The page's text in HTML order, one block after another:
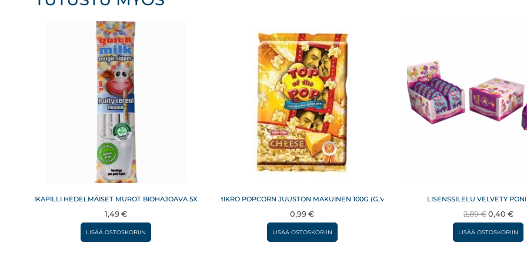
TAIKAPILLI HEDELMÄISET MUROT BIOHAJOAVA 5X6G
1,49€
LISÄÄ OSTOSKORIIN
MIKRO POPCORN JUUSTON MAKUINEN 100G (G,V)
0,99€
LISÄÄ OSTOSKORIIN
LISENSSILELU VELVETY
2,89€
hinta
oli:
0,40 €
on:
LISÄÄ OSTOSKORIIN